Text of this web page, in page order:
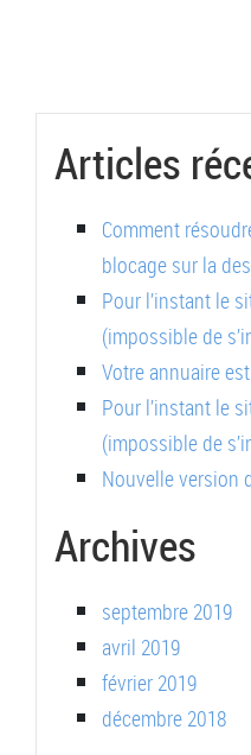
Articles
Comment
blocage sur la
Pour l’instant le
(impossible de
Votre annuaire
Pour l’instant le
(impossible de
Nouvelle version
Archives
septembre 2019
avril 2019
février 2019
décembre 2018